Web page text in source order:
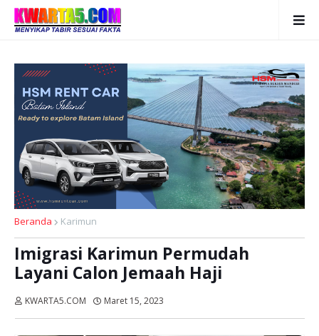
Beranda Karimun
Imigrasi Karimun Permudah
Layani Calon Jemaah Haji
KWARTA5.COM Maret 15, 2023